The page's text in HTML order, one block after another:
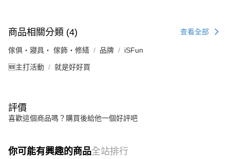
商品相關分類 (4) 查看全部
傢俱・寢具・ 傢飾・修繕 品牌 iSFun
🆕主打活動 就是好好買
評價
喜歡這個商品嗎？購買後給他一個好評吧
你可能有興趣的商品全站排行